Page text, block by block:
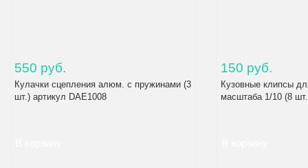
550 руб.
Кулачки сцепления алюм. с пружинами (3
шт.) артикул DAE1008
150 руб.
Кузовные клипсы
масштаба 1/10 (8